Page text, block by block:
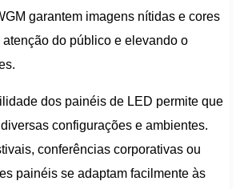
garantem imagens nítidas e cores
do público e elevando o
dos painéis de LED permite que
configurações e ambientes.
conferências corporativas ou
painéis se adaptam facilmente às